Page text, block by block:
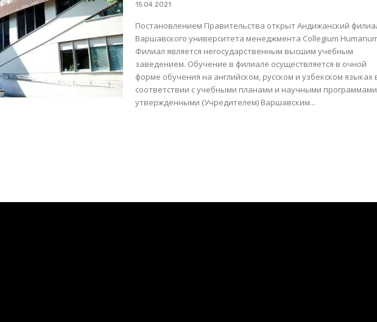
15.04.2021
Постановлением Правительства открыт Андижанский
Варшавского университета менеджмента Collegium
Филиал является негосударственным высшим учебным
заведением. Обучение в филиале осуществляется в очной
форме обучения на английском, русском и узбекском языках
соответствии с учебными планами и научными
утвержденными (Учредителем) Варшавским...